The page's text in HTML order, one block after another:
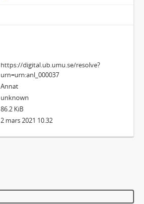
https://digital.ub.umu.se/resolve?
urn=urn:anl_000037
Annat
unknown
86.2 KiB
2 mars 2021 10.32